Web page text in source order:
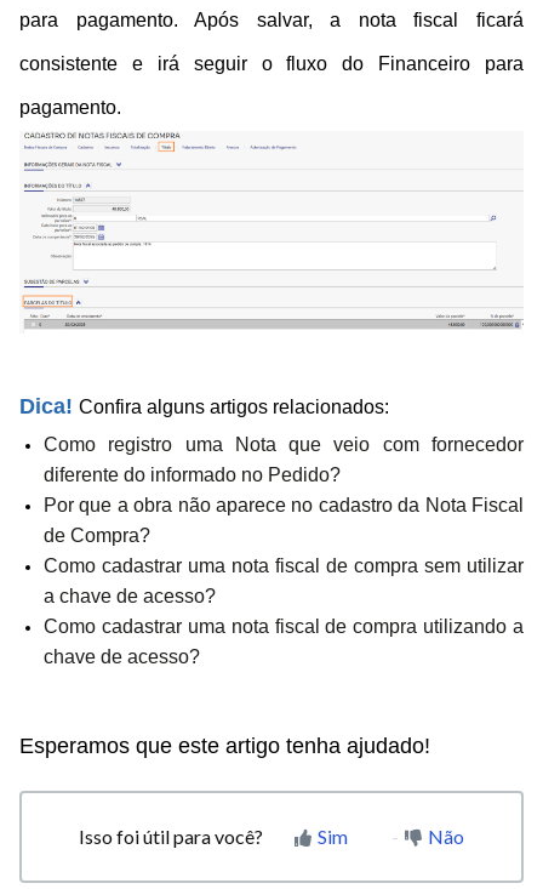
para pagamento. Após salvar, a nota fiscal ficará
consistente e irá seguir o fluxo do Financeiro para
pagamento.
Dica! Confira alguns artigos relacionados:
Como registro uma Nota que veio com fornecedor
diferente do informado no Pedido?
Por que a obra não aparece no cadastro da Nota Fiscal
de Compra?
Como cadastrar uma nota fiscal de compra sem utilizar
a chave de acesso?
Como cadastrar uma nota fiscal de compra utilizando a
chave de acesso?
Esperamos que este artigo tenha ajudado!
Isso foi útil para você? Sim Não